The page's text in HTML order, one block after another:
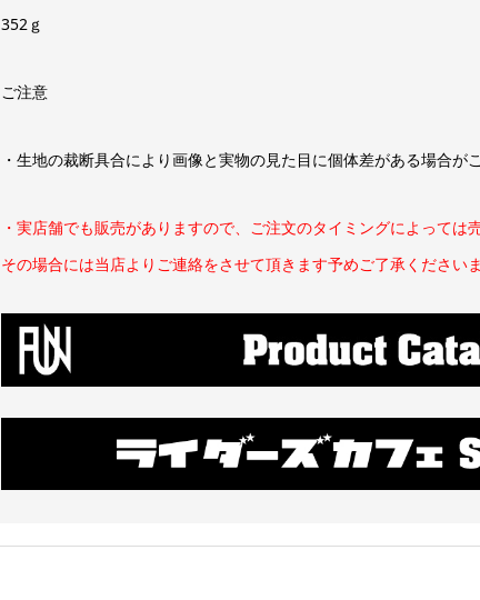
352ｇ
ご注意
・生地の裁断具合により画像と実物の見た目に個体差がある場合が
・実店舗でも販売がありますので、ご注文のタイミングによっては
その場合には当店よりご連絡をさせて頂きます予めご了承ください